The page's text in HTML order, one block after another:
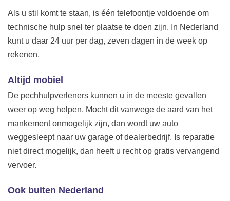
Als u stil komt te staan, is één telefoontje voldoende om
technische hulp snel ter plaatse te doen zijn. In Nederland
kunt u daar 24 uur per dag, zeven dagen in de week op
rekenen.
Altijd mobiel
De pechhulpverleners kunnen u in de meeste gevallen
weer op weg helpen. Mocht dit vanwege de aard van het
mankement onmogelijk zijn, dan wordt uw auto
weggesleept naar uw garage of dealerbedrijf. Is reparatie
niet direct mogelijk, dan heeft u recht op gratis vervangend
vervoer.
Ook buiten Nederland